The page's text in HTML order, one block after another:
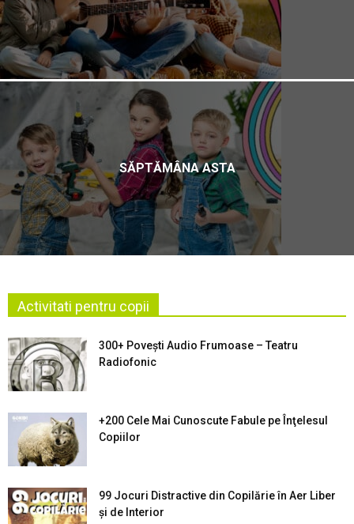
SĂPTĂMÂNA ASTA
Activitati pentru copii
300+ Povești Audio Frumoase – Teatru
Radiofonic
+200 Cele Mai Cunoscute Fabule pe Înţelesul
Copiilor
99 Jocuri Distractive din Copilărie în Aer Liber
şi de Interior